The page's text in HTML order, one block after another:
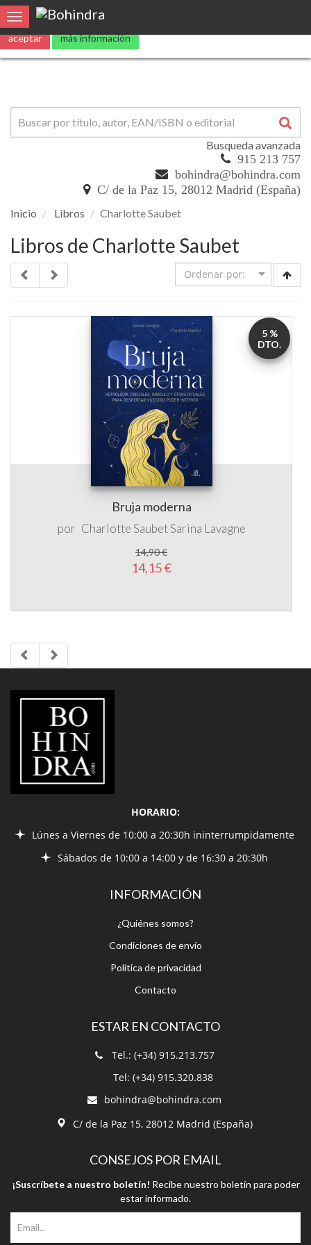
Utilizamoscookies propias y de terceros para mejorar nuestros
aceptar más información
Toggle navigation
Busqueda avanzada
915 213 757
bohindra@bohindra.com
C/ de la Paz 15, 28012 Madrid (España)
Inicio Libros Charlotte Saubet
Libros de Charlotte Saubet
Bruja moderna
por Charlotte SaubetSarina Lavagne
14,90 €
14,15 €
5 %
DTO.
LIBRERÍA
BOHINDRA
HORARIO:
Lúnes a Viernes de 10:00 a 20:30h ininterrumpidamente
Sábados de 10:00 a 14:00 y de 16:30 a 20:30h
INFORMACIÓN
¿Quiénes somos?
Condiciones de envío
Política de privacidad
Contacto
ESTAR EN CONTACTO
Tel.: (+34) 915.213.757
Tel: (+34) 915.320.838
bohindra@bohindra.com
C/ de la Paz 15, 28012 Madrid (España)
CONSEJOS POR EMAIL
¡Suscríbete a nuestro boletín! Recibe nuestro boletín para poder
estar informado.